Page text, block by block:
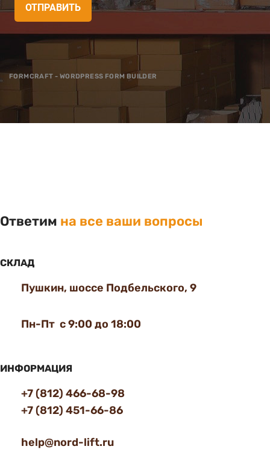
ОТПРАВИТЬ
FORMCRAFT - WORDPRESS FORM BUILDER
Ответим на все ваши вопросы
СКЛАД
Пушкин, шоссе Подбельского, 9
Пн-Пт с 9:00 до 18:00
ИНФОРМАЦИЯ
+7 (812) 466-68-98
+7 (812) 451-66-86
help@nord-lift.ru